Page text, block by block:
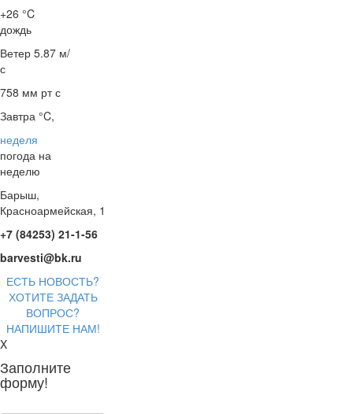
+26 °C
дождь
Ветер 5.87 м/
с
758 мм рт с
Завтра °C,
неделя
погода на
неделю
Барыш,
Красноармейская, 1
+7 (84253) 21-1-56
barvesti@bk.ru
ЕСТЬ НОВОСТЬ?
ХОТИТЕ ЗАДАТЬ
ВОПРОС?
НАПИШИТЕ НАМ!
X
Заполните
форму!